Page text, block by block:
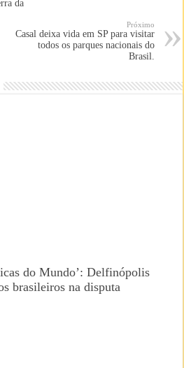
da
Próximo
Casal deixa vida em SP para visitar
todos os parques nacionais do
Brasil.
do Mundo’: Delfinópolis
brasileiros na disputa